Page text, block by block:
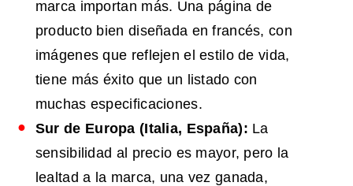
marca importan más. Una página de
producto bien diseñada en francés, con
imágenes que reflejen el estilo de vida,
tiene más éxito que un listado con
muchas especificaciones.
Sur de Europa (Italia, España): La
sensibilidad al precio es mayor, pero la
lealtad a la marca, una vez ganada,